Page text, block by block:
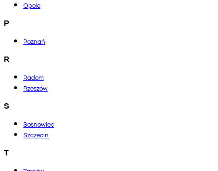
Opole
P
Poznań
R
Radom
Rzeszów
S
Sosnowiec
Szczecin
T